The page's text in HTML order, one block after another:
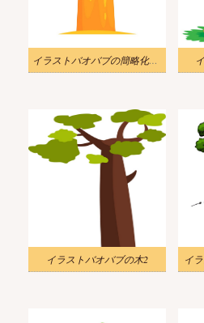
イラストバオバブの簡略化された図面
イラストバオバブの木2 イ